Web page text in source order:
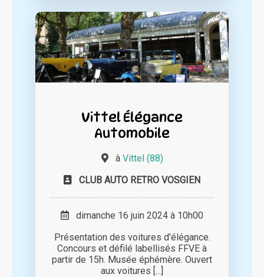
Vittel Élégance
Automobile
à Vittel (88)
CLUB AUTO RETRO VOSGIEN
dimanche 16 juin 2024 à 10h00
Présentation des voitures d'élégance.
Concours et défilé labellisés FFVE à
partir de 15h. Musée éphémère. Ouvert
aux voitures [...]